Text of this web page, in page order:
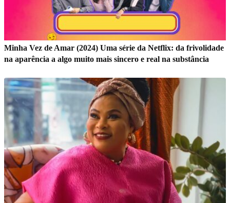
Minha Vez de Amar (2024) Uma série da Netflix: da frivolidade
na aparência a algo muito mais sincero e real na substância